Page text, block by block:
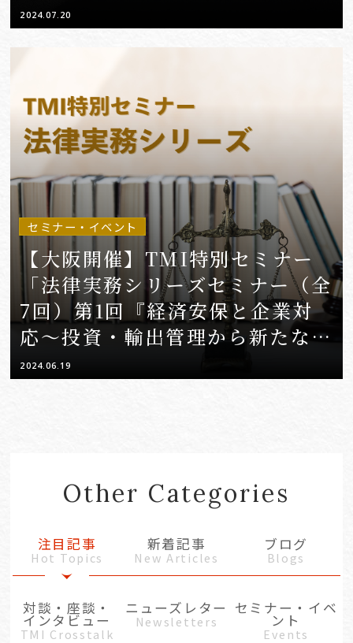
2024.07.20
セミナー・イベント
【大阪開催】TMI特別セミナー
「法律実務シリーズセミナー（全
7回）第1回『経済安保と企業対
応～投資・輸出管理から新たなセ
キュリティクリアランスまで
～』」
2024.06.19
Other Categories
注目記事
Hot Topics
新着記事
New Articles
ブログ
Blogs
対談・座談・
インタビュー
TMI Crosstalk
ニューズレター
Newsletters
セミナー・イベ
ント
Events